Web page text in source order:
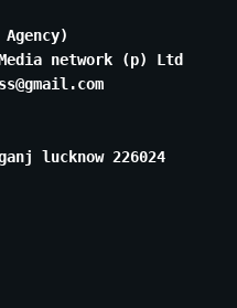
network (p) Ltd
lucknow 226024